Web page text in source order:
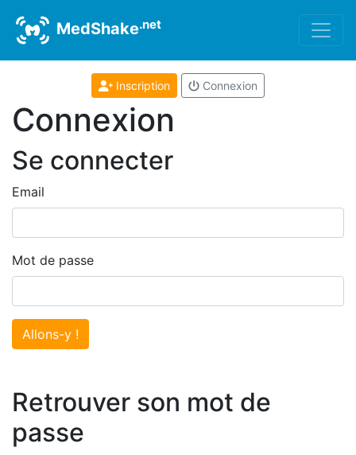
MedShake.net
Inscription Connexion
Connexion
Se connecter
Email
Mot de passe
Allons-y !
Retrouver son mot de
passe